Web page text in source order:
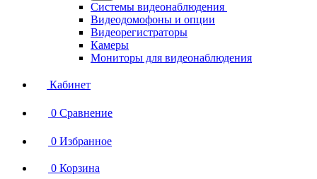
Системы видеонаблюдения
Видеодомофоны и опции
Видеорегистраторы
Камеры
Мониторы для видеонаблюдения
Кабинет
0 Сравнение
0 Избранное
0 Корзина